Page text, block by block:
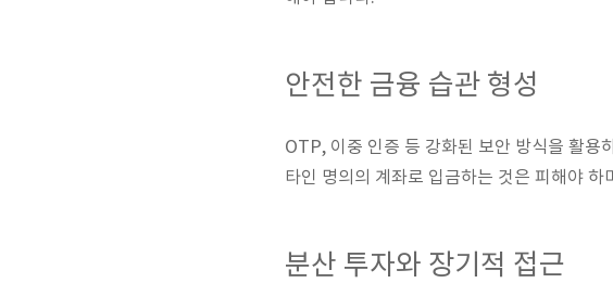
안전한 금융 습관 형성
OTP, 이중 인증 등 강화된 보안 방식을 활용
타인 명의의 계좌로 입금하는 것은 피해야
분산 투자와 장기적 접근